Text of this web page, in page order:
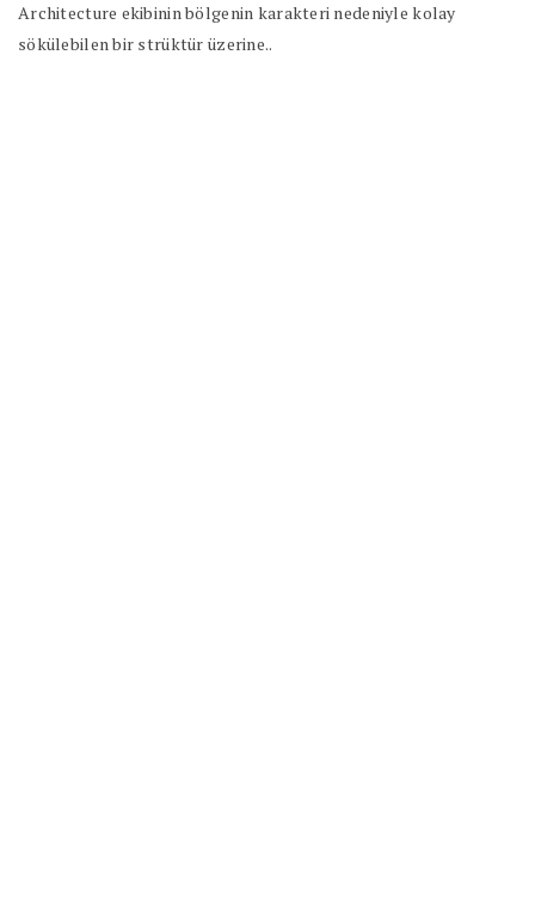
Architecture ekibinin bölgenin karakteri nedeniyle kolay
sökülebilen bir strüktür üzerine..